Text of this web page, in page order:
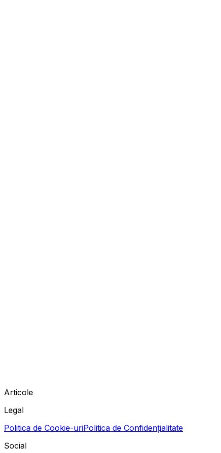
Articole
Legal
Politica de Cookie-uriPolitica de Confidențialitate
Social